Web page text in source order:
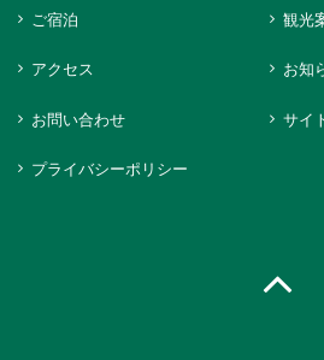
ご宿泊 観光
アクセス お知
お問い合わせ サイ
プライバシーポリシー